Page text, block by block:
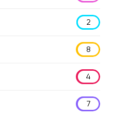
2
8
4
7